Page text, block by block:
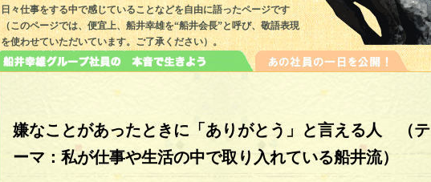
日々仕事をする中で感じていることなどを自由に語ったページです
（このページでは、便宜上、船井幸雄を“船井会長”と呼び、敬語表現
を使わせていただいています。ご了承ください）。
嫌なことがあったときに「ありがとう」と言える人 （テ
ーマ：私が仕事や生活の中で取り入れている船井流）